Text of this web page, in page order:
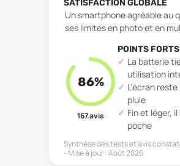
SATISFACTION GLOBALE
Un smartphone agréable au
ses limites en photo et en
86%
167avis
POINTS FORTS
La batterie
utilisation
L'écran
pluie
Fin et léger,
poche
Synthèse des tests et avis
Mise à jour :Août 2026